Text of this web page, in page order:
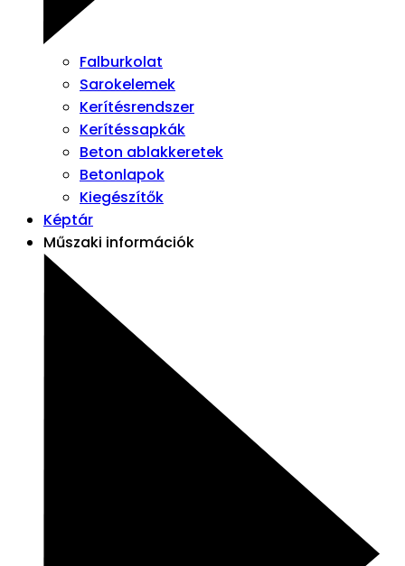
Falburkolat
Sarokelemek
Kerítésrendszer
Kerítéssapkák
Beton ablakkeretek
Betonlapok
Kiegészítők
Képtár
Műszaki információk